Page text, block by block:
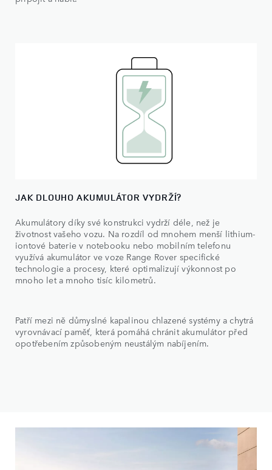
JAK DLOUHO AKUMULÁTOR VYDRŽÍ?
Akumulátory díky své konstrukci vydrží déle, než je
životnost vašeho vozu. Na rozdíl od mnohem menší lithium-
iontové baterie v notebooku nebo mobilním telefonu
využívá akumulátor ve voze Range Rover specifické
technologie a procesy, které optimalizují výkonnost po
mnoho let a mnoho tisíc kilometrů.
Patří mezi ně důmyslné kapalinou chlazené systémy a chytrá
vyrovnávací paměť, která pomáhá chránit akumulátor před
opotřebením způsobeným neustálým nabíjením.